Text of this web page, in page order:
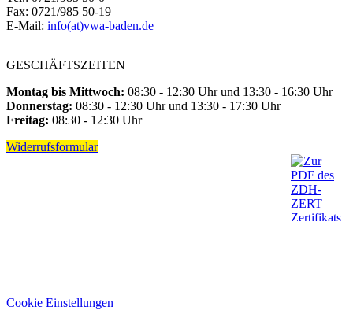
Fax: 0721/985 50-19
E-Mail: info(at)vwa-baden.de
GESCHÄFTSZEITEN
Montag bis Mittwoch: 08:30 - 12:30 Uhr und 13:30 - 16:30 Uhr
Donnerstag: 08:30 - 12:30 Uhr und 13:30 - 17:30 Uhr
Freitag: 08:30 - 12:30 Uhr
Widerrufsformular
Cookie Einstellungen